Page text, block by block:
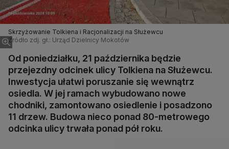
Skrzyżowanie Tolkiena i Racjonalizacji na Służewcu
Źródło zdj. gł.: Urząd Dzielnicy Mokotów
Od poniedziałku, 21 października będzie
przejezdny odcinek ulicy Tolkiena na Służewcu.
Inwestycja ułatwi poruszanie się wewnątrz
osiedla. W jej ramach wybudowano nowe
chodniki, zamontowano osiedlenie i posadzono
11 drzew. Budowa nieco ponad 80-metrowego
odcinka ulicy trwała ponad pół roku.